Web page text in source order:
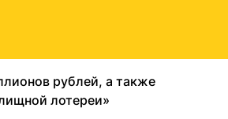
рублей, а также
лотереи»